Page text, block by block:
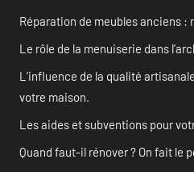
Réparation de meubles anciens :
Le rôle de la menuiserie dans
L’influence de la qualité
votre maison.
Les aides et subventions pour
Quand faut-il rénover ? On fait le